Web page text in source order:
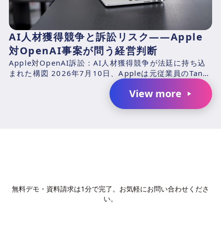
AI人材獲得競争と訴訟リスク――Apple
対OpenAI事案が問う経営判断
Apple対OpenAI訴訟：AI人材獲得競争が法廷に持ち込
まれた構図 2026年7月10日、Appleは元従業員のTang
View more
無料デモ・資料請求は1分で完了。お気軽にお問い合わせくださ
い。